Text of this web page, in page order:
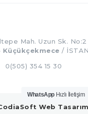
Mah. Uzun Sk. No:2
Küçükçekmece/
0(505) 354 15 30
Web Tasarım
WhatsApp Hızlı İletişim